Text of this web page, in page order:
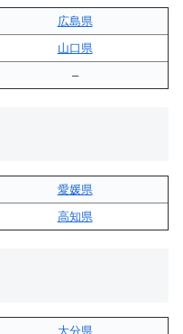
広島県
山口県
–
愛媛県
高知県
大分県